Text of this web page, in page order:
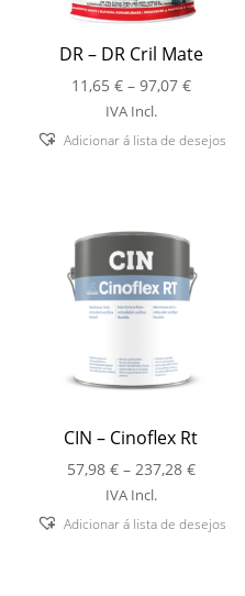
DR – DR Cril Mate
11,65 € – 97,07 €Price
through
IVA Incl.
Adicionar á lista de desejos
CIN – Cinoflex Rt
57,98 € – 237,28 €Price
through
IVA Incl.
Adicionar á lista de desejos